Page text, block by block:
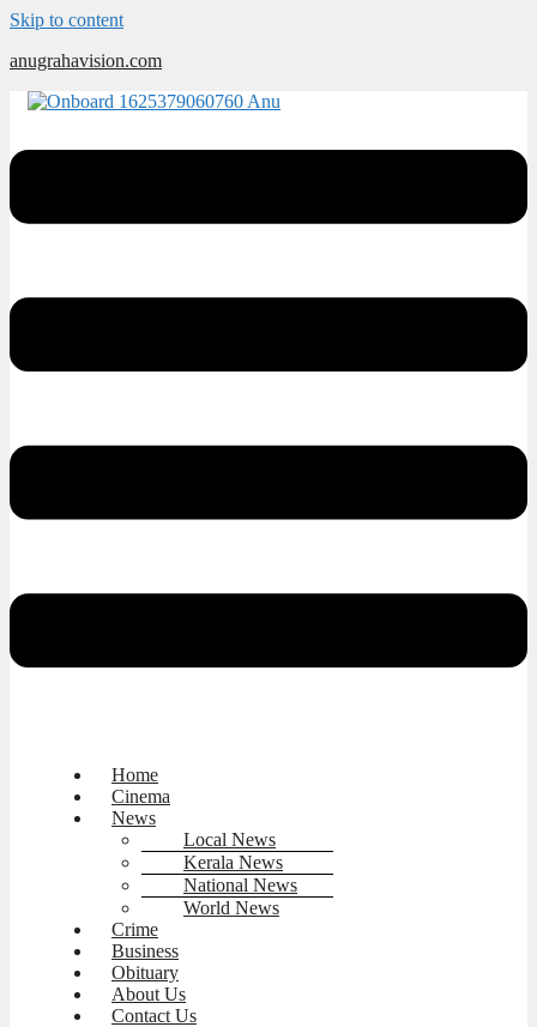
Skip to content
anugrahavision.com
Home
Cinema
News
Local News
Kerala News
National News
World News
Crime
Business
Obituary
About Us
Contact Us